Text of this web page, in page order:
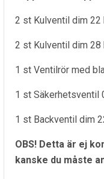
2 st Kulventil dim
2 st Kulventil dim
1 st Ventilrör med
1 st Säkerhetsventil
1 st Backventil dim
OBS! Detta är ej
kanske du måste